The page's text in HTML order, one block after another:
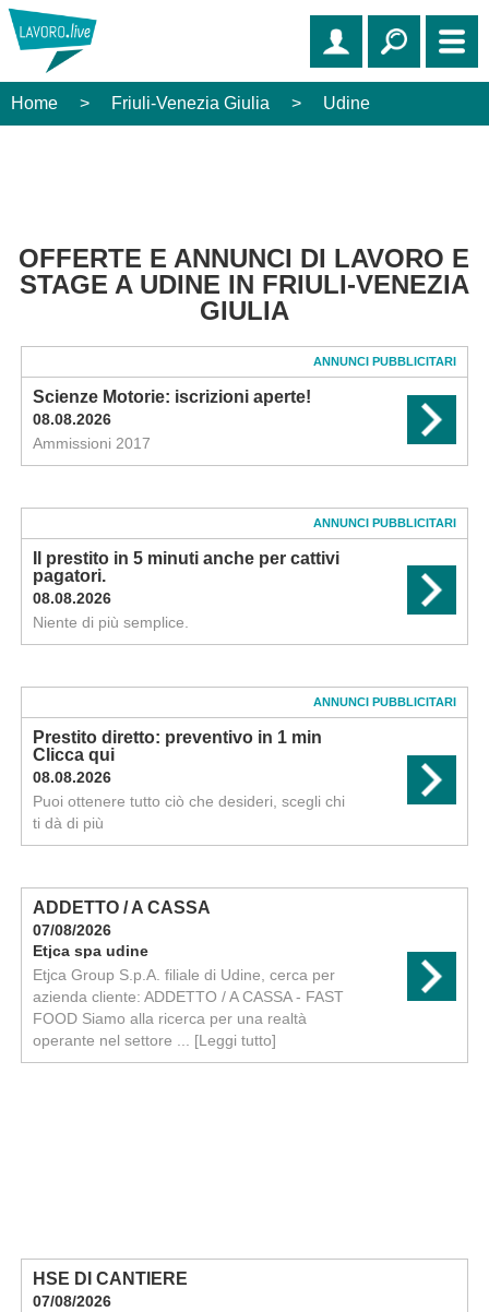
Home > Friuli-Venezia Giulia > Udine
OFFERTE E ANNUNCI DI LAVORO E
STAGE A UDINE IN FRIULI-VENEZIA
GIULIA
ANNUNCI PUBBLICITARI
Scienze Motorie: iscrizioni aperte!
08.08.2026
Ammissioni 2017
ANNUNCI PUBBLICITARI
Il prestito in 5 minuti anche per cattivi
pagatori.
08.08.2026
Niente di più semplice.
ANNUNCI PUBBLICITARI
Prestito diretto: preventivo in 1 min
Clicca qui
08.08.2026
Puoi ottenere tutto ciò che desideri, scegli chi
ti dà di più
ADDETTO / A CASSA
07/08/2026
Etjca spa udine
Etjca Group S.p.A. filiale di Udine, cerca per
azienda cliente: ADDETTO / A CASSA - FAST
FOOD Siamo alla ricerca per una realtà
operante nel settore ... [Leggi tutto]
HSE DI CANTIERE
07/08/2026